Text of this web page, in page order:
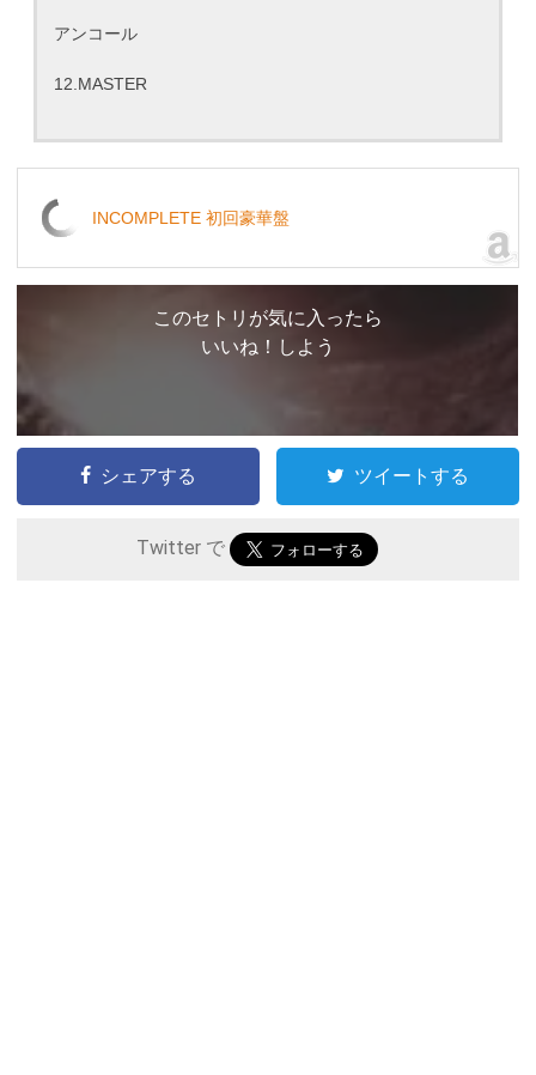
アンコール
12.MASTER
INCOMPLETE 初回豪華盤
このセトリが気に入ったら
いいね！しよう
シェアする ツイートする
Twitter で